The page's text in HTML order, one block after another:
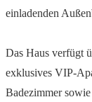
einladenden
Das Haus verfügt
exklusives VIP-
Badezimmer